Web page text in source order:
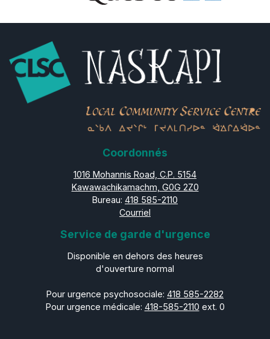
Coordonnés
1016 Mohannis Road, C.P. 5154
Kawawachikamachm, G0G 2Z0
Bureau: 418 585-2110
Courriel
Service de garde d'urgence
Disponible en dehors des heures
d'ouverture normal
Pour urgence psychosociale: 418 585-2282
Pour urgence médicale: 418-585-2110 ext. 0